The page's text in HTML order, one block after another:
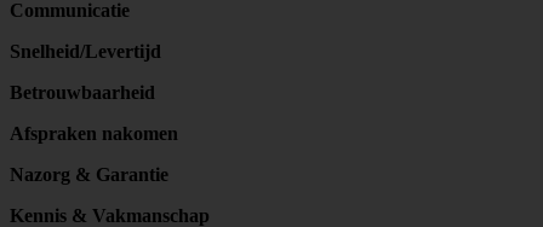
Communicatie
Snelheid/Levertijd
Betrouwbaarheid
Afspraken nakomen
Nazorg & Garantie
Kennis & Vakmanschap